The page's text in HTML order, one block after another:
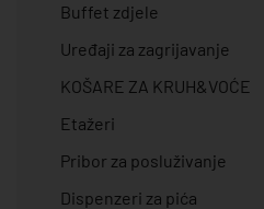
Buffet zdjele
Uređaji za zagrijavanje
KOŠARE ZA KRUH&VOĆE
Etažeri
Pribor za posluživanje
Dispenzeri za pića